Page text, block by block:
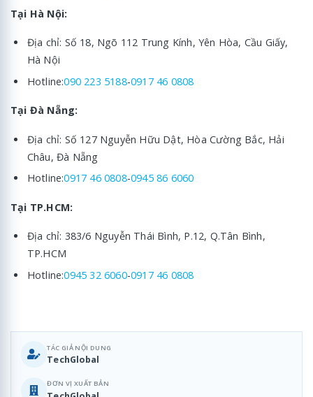
Tại Hà Nội:
Địa chỉ: Số 18, Ngõ 112 Trung Kính, Yên Hòa, Cầu Giấy,
Hà Nội
Hotline:090 223 5188-0917 46 0808
Tại Đà Nẵng:
Địa chỉ: Số 127 Nguyễn Hữu Dật, Hòa Cường Bắc, Hải
Châu, Đà Nẵng
Hotline:0917 46 0808-0945 86 6060
Tại TP.HCM:
Địa chỉ: 383/6 Nguyễn Thái Bình, P.12, Q.Tân Bình,
TP.HCM
Hotline:0945 32 6060-0917 46 0808
TÁC GIẢ NỘI DUNG
TechGlobal
ĐƠN VỊ XUẤT BẢN